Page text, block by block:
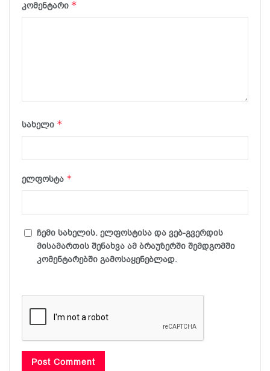
კომენტარი *
სახელი *
ელფოსტა *
ჩემი სახელის. ელფოსტისა და ვებ-გვერდის
მისამართის შენახვა ამ ბრაუზერში შემდგომში
კომენტარებში გამოსაყენებლად.